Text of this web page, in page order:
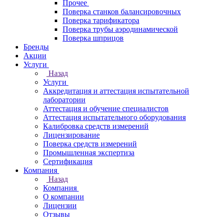
Прочее
Поверка станков балансировочных
Поверка тарификатора
Поверка трубы аэродинамической
Поверка шприцов
Бренды
Акции
Услуги
Назад
Услуги
Аккредитация и аттестация испытательной
лаборатории
Аттестация и обучение специалистов
Аттестация испытательного оборудования
Калибровка средств измерений
Лицензирование
Поверка средств измерений
Промышленная экспертиза
Сертификация
Компания
Назад
Компания
О компании
Лицензии
Отзывы